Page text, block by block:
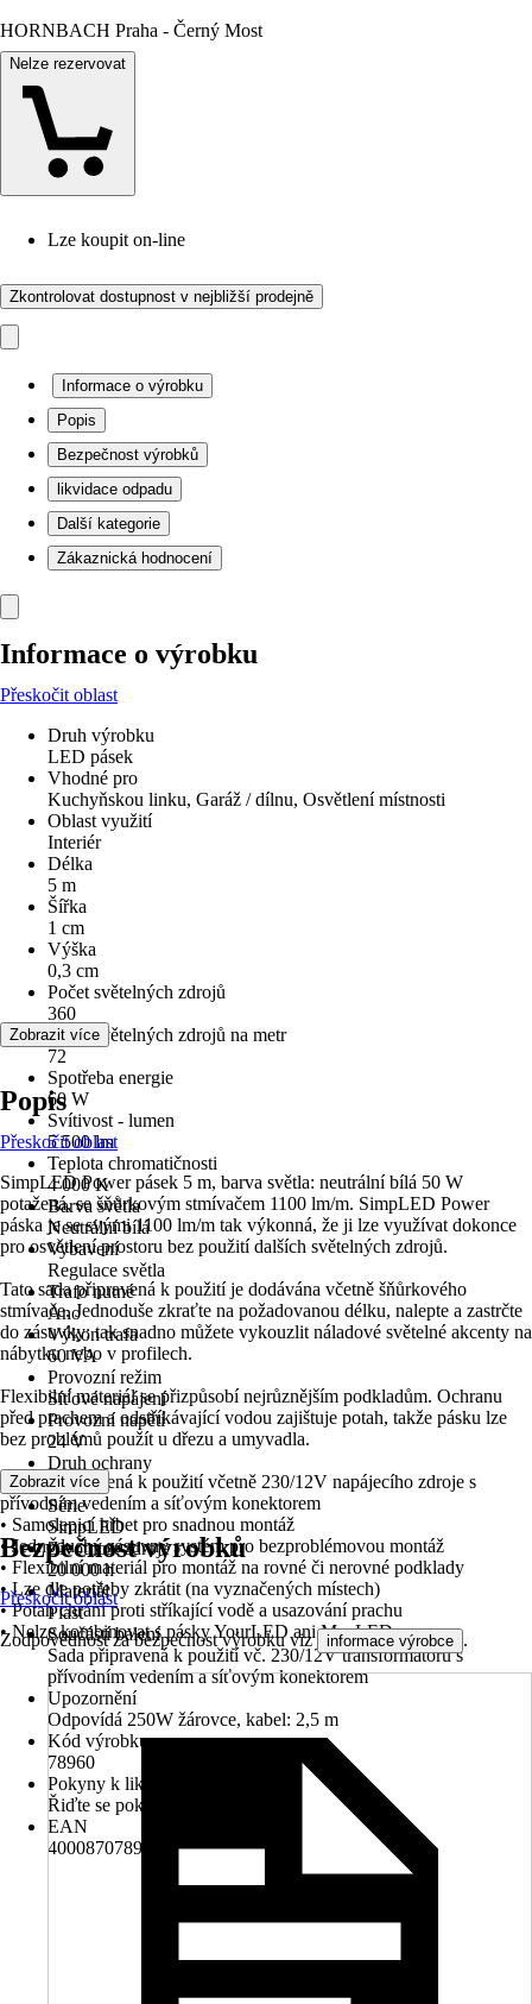
HORNBACH Praha - Černý Most
Nelze rezervovat
Lze koupit on-line
Zkontrolovat dostupnost v nejbližší prodejně
Informace o výrobku
Popis
Bezpečnost výrobků
likvidace odpadu
Další kategorie
Zákaznická hodnocení
Informace o výrobku
Přeskočit oblast
Druh výrobku
LED pásek
Vhodné pro
Kuchyňskou linku, Garáž / dílnu, Osvětlení místnosti
Oblast využití
Interiér
Délka
5 m
Šířka
1 cm
Výška
0,3 cm
Počet světelných zdrojů
360
Počet světelných zdrojů na metr
72
Spotřeba energie
60 W
Svítivost - lumen
5 500 lm
Teplota chromatičnosti
4 000 K
Barva světla
Neutrální bílá
Vybavení
Regulace světla
Trafo nutné
Ano
Výkon trafa
60 VA
Provozní režim
Síťové napájení
Provozní napětí
24 V
Druh ochrany
IP 20
Série
SimpLED
Životnost zdroje
20 000 h
Materiál
Plast
Součástí balení
Sada připravená k použití vč. 230/12V transformátoru s
přívodním vedením a síťovým konektorem
Upozornění
Odpovídá 250W žárovce, kabel: 2,5 m
Kód výrobku
78960
Pokyny k likvidaci
Řiďte se pokyny pro likvidaci
EAN
4000870789605
Zobrazit více
Popis
Přeskočit oblast
SimpLED Power pásek 5 m, barva světla: neutrální bílá 50 W
potažená, se šňůrkovým stmívačem 1100 lm/m. SimpLED Power
páska je se svými 1100 lm/m tak výkonná, že ji lze využívat dokonce
pro osvětlení prostoru bez použití dalších světelných zdrojů.
Tato sada připravená k použití je dodávána včetně šňůrkového
stmívače. Jednoduše zkraťte na požadovanou délku, nalepte a zastrčte
do zásuvky: tak snadno můžete vykouzlit náladové světelné akcenty na
nábytku nebo v profilech.
Flexibilní materiál se přizpůsobí nejrůznějším podkladům. Ochranu
před prachem a odstříkávající vodou zajištuje potah, takže pásku lze
bez problémů použít u dřezu a umyvadla.
• Sada připravená k použití včetně 230/12V napájecího zdroje s
přívodním vedením a síťovým konektorem
• Samolepicí hřbet pro snadnou montáž
• Jednoduchý zásuvný systém pro bezproblémovou montáž
• Flexibilní materiál pro montáž na rovné či nerovné podklady
• Lze dle potřeby zkrátit (na vyznačených místech)
• Potah chrání proti stříkající vodě a usazování prachu
• Nelze kombinovat s pásky YourLED ani MaxLED
Zobrazit více
Bezpečnost výrobků
Přeskočit oblast
Zodpovědnost za bezpečnost výrobku viz informace výrobce .